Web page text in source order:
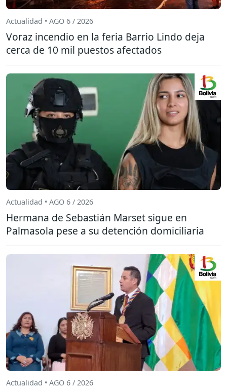
Actualidad • AGO 6 / 2026
Voraz incendio en la feria Barrio Lindo deja
cerca de 10 mil puestos afectados
Actualidad • AGO 6 / 2026
Hermana de Sebastián Marset sigue en
Palmasola pese a su detención domiciliaria
Actualidad • AGO 6 / 2026